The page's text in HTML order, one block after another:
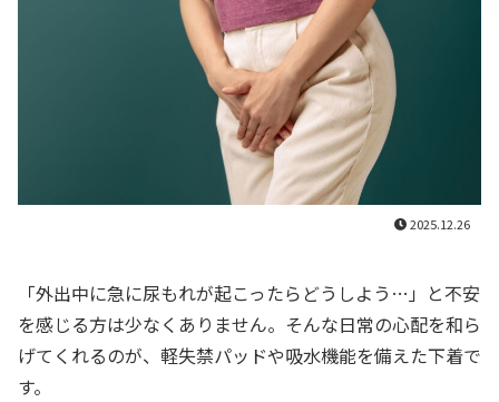
2025.12.26
「外出中に急に尿もれが起こったらどうしよう…」と不安
を感じる方は少なくありません。そんな日常の心配を和ら
げてくれるのが、軽失禁パッドや吸水機能を備えた下着で
す。